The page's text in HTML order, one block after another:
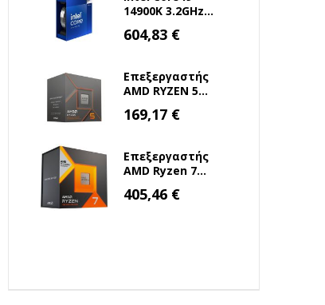
14900K 3.2GHz
(BX8071514900K)
Ειδική
Τιμή
604,83 €
Επεξεργαστής
AMD RYZEN 5
AM5 (100-
(AMDRYZ5-8500G)
Ειδική
Τιμή
169,17 €
Επεξεργαστής
AMD Ryzen 7
Πυρήνων για
Ειδική
Τιμή
405,46 €